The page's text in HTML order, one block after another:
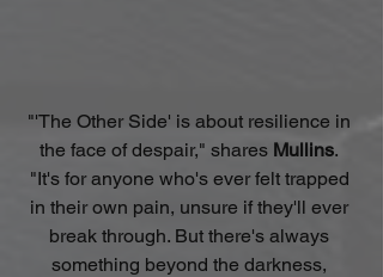
"'The Other Side' is about resilience in
the face of despair," shares Mullins.
"It's for anyone who's ever felt trapped
in their own pain, unsure if they'll ever
break through. But there's always
something beyond the darkness,